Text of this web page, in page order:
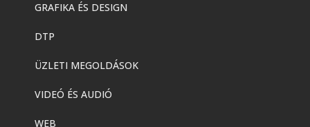
GRAFIKA ÉS DESIGN
DTP
ÜZLETI MEGOLDÁSOK
VIDEÓ ÉS AUDIÓ
WEB